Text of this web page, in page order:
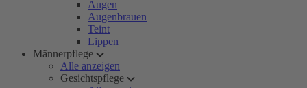
Augen
Augenbrauen
Teint
Lippen
Männerpflege
Alle anzeigen
Gesichtspflege